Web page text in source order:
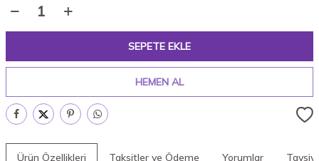
SEPETE EKLE
HEMEN AL
Ürün Özellikleri Taksitler ve Ödeme Yorumlar